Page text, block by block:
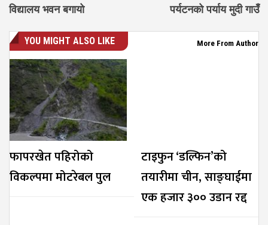
विद्यालय भवन बगायो
पर्यटनको पर्याय मुदी गाउँ
YOU MIGHT ALSO LIKE More From Author
फापरखेत पहिरोको
विकल्पमा मोटरेबल पुल
टाइफुन ‘डल्फिन’को
तयारीमा चीन, साङ्घाईमा
एक हजार ३०० उडान रद्द